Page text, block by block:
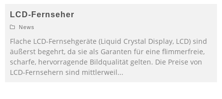
LCD-Fernseher
News
Flache LCD-Fernsehgeräte (Liquid Crystal Display, LCD) sind
äußerst begehrt, da sie als Garanten für eine flimmerfreie,
scharfe, hervorragende Bildqualität gelten. Die Preise von
LCD-Fernsehern sind mittlerweil...